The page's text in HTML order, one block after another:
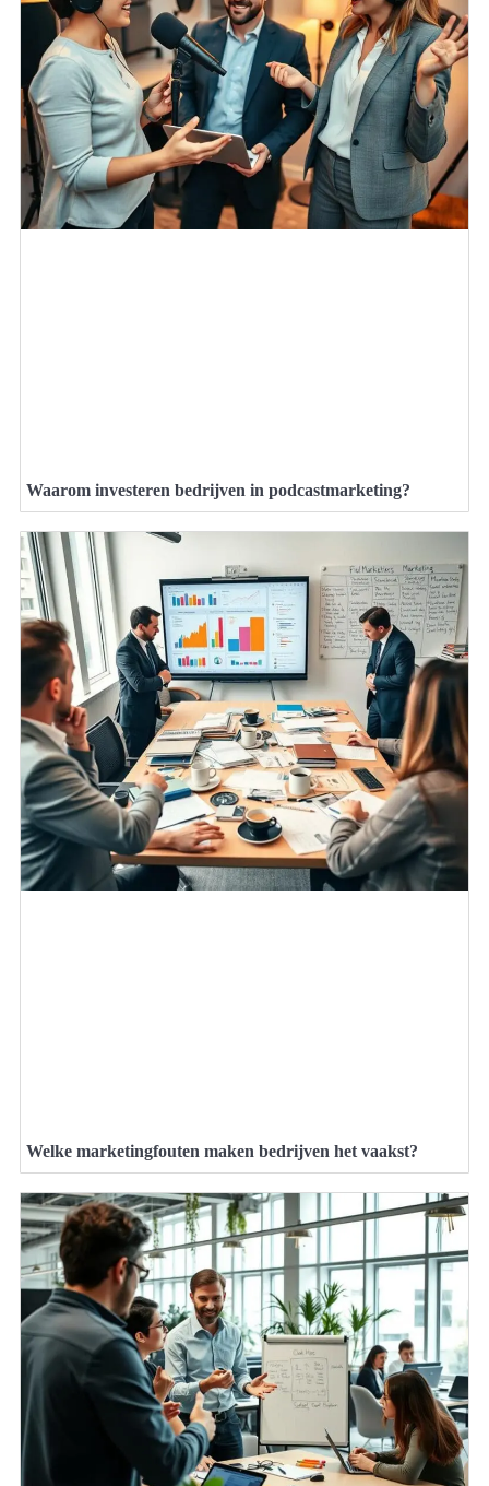
Waarom investeren bedrijven in podcastmarketing?
Welke marketingfouten maken bedrijven het vaakst?